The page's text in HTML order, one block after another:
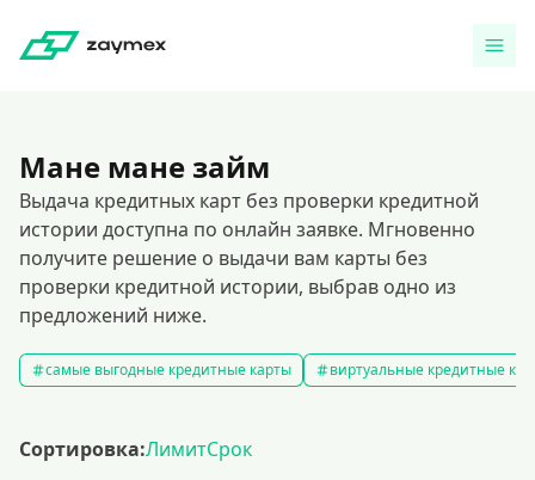
Мане мане займ
Выдача кредитных карт без проверки кредитной
истории доступна по онлайн заявке. Мгновенно
получите решение о выдачи вам карты без
проверки кредитной истории, выбрав одно из
предложений ниже.
самые выгодные кредитные карты виртуальные кредитные
Сортировка:ЛимитСрок